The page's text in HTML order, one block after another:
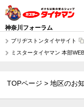
神奈川フォーラム
ブリヂストンタイヤサイト
ミスタータイヤマン 本部WEB
TOPページ 地区のお